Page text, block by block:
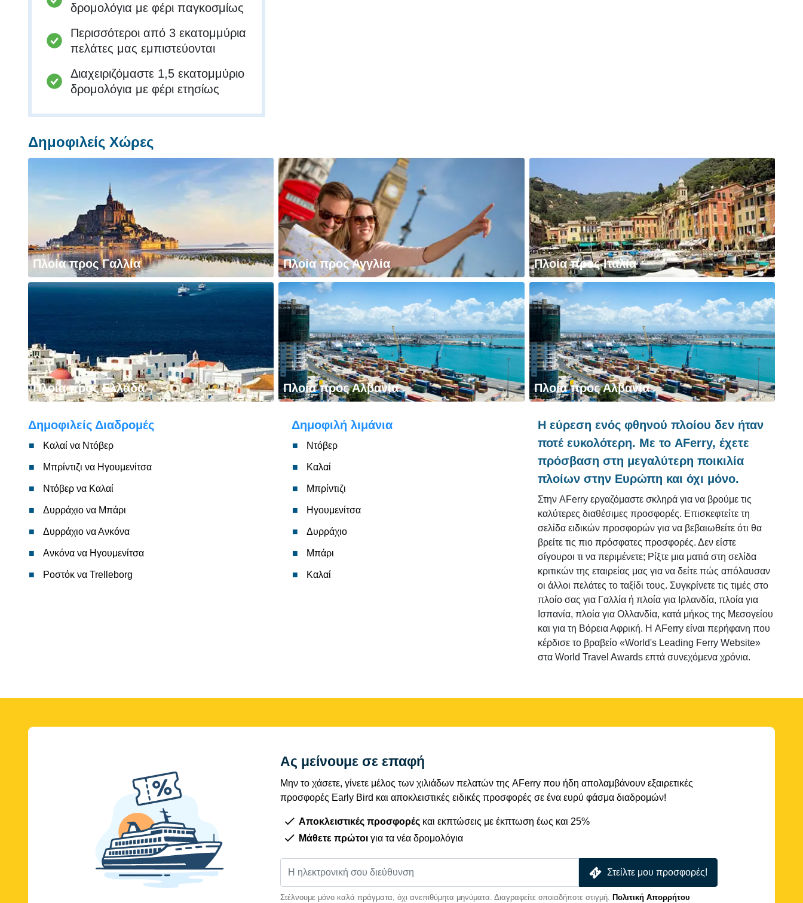
δρομολόγια με φέρι παγκοσμίως
Περισσότεροι από 3 εκατομμύρια
πελάτες μας εμπιστεύονται
Διαχειριζόμαστε 1,5 εκατομμύριο
δρομολόγια με φέρι ετησίως
Δημοφιλείς Χώρες
Πλοία προς Γαλλία Πλοία προς Αγγλία Πλοία προς Ιταλία
Πλοία προς Ελλάδα Πλοία προς Αλβανία Πλοία προς Αλβανία
Δημοφιλείς Διαδρομές
Καλαί να Ντόβερ
Μπρίντιζι να Ηγουμενίτσα
Ντόβερ να Καλαί
Δυρράχιο να Μπάρι
Δυρράχιο να Ανκόνα
Ανκόνα να Ηγουμενίτσα
Ροστόκ να Trelleborg
Δημοφιλή λιμάνια
Ντόβερ
Καλαί
Μπρίντιζι
Ηγουμενίτσα
Δυρράχιο
Μπάρι
Καλαί
Η εύρεση ενός φθηνού πλοίου δεν ήταν
ποτέ ευκολότερη. Με το AFerry, έχετε
πρόσβαση στη μεγαλύτερη ποικιλία
πλοίων στην Ευρώπη και όχι μόνο.
Στην AFerry εργαζόμαστε σκληρά για να βρούμε τις
καλύτερες διαθέσιμες προσφορές. Επισκεφτείτε τη
σελίδα ειδικών προσφορών για να βεβαιωθείτε ότι θα
βρείτε τις πιο πρόσφατες προσφορές. Δεν είστε
σίγουροι τι να περιμένετε; Ρίξτε μια ματιά στη σελίδα
κριτικών της εταιρείας μας για να δείτε πώς απόλαυσαν
οι άλλοι πελάτες το ταξίδι τους. Συγκρίνετε τις τιμές στο
πλοίο σας για Γαλλία ή πλοία για Ιρλανδία, πλοία για
Ισπανία, πλοία για Ολλανδία, κατά μήκος της Μεσογείου
και για τη Βόρεια Αφρική. Η AFerry είναι περήφανη που
κέρδισε το βραβείο «World's Leading Ferry Website»
στα World Travel Awards επτά συνεχόμενα χρόνια.
Ας μείνουμε σε επαφή
Μην το χάσετε, γίνετε μέλος των χιλιάδων πελατών της AFerry που ήδη απολαμβάνουν εξαιρετικές
προσφορές Early Bird και αποκλειστικές ειδικές προσφορές σε ένα ευρύ φάσμα διαδρομών!
Αποκλειστικές προσφορές και εκπτώσεις με έκπτωση έως και 25%
Μάθετε πρώτοι για τα νέα δρομολόγια
Στείλτε μου προσφορές!
Στέλνουμε μόνο καλά πράγματα, όχι ανεπιθύμητα μηνύματα. Διαγραφείτε οποιαδήποτε στιγμή. Πολιτική Απορρήτου